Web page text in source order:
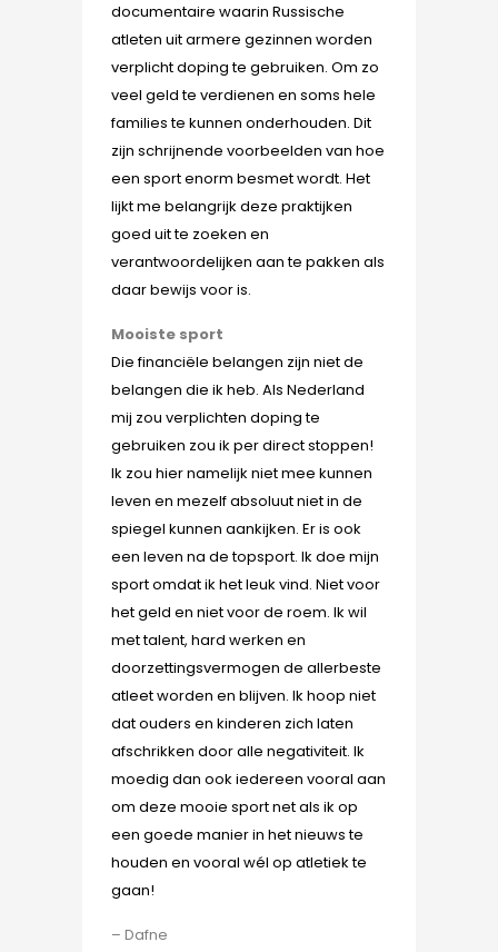
documentaire waarin Russische
atleten uit armere gezinnen worden
verplicht doping te gebruiken. Om zo
veel geld te verdienen en soms hele
families te kunnen onderhouden. Dit
zijn schrijnende voorbeelden van hoe
een sport enorm besmet wordt. Het
lijkt me belangrijk deze praktijken
goed uit te zoeken en
verantwoordelijken aan te pakken als
daar bewijs voor is.
Mooiste sport
Die financiële belangen zijn niet de
belangen die ik heb. Als Nederland
mij zou verplichten doping te
gebruiken zou ik per direct stoppen!
Ik zou hier namelijk niet mee kunnen
leven en mezelf absoluut niet in de
spiegel kunnen aankijken. Er is ook
een leven na de topsport. Ik doe mijn
sport omdat ik het leuk vind. Niet voor
het geld en niet voor de roem. Ik wil
met talent, hard werken en
doorzettingsvermogen de allerbeste
atleet worden en blijven. Ik hoop niet
dat ouders en kinderen zich laten
afschrikken door alle negativiteit. Ik
moedig dan ook iedereen vooral aan
om deze mooie sport net als ik op
een goede manier in het nieuws te
houden en vooral wél op atletiek te
gaan!
– Dafne